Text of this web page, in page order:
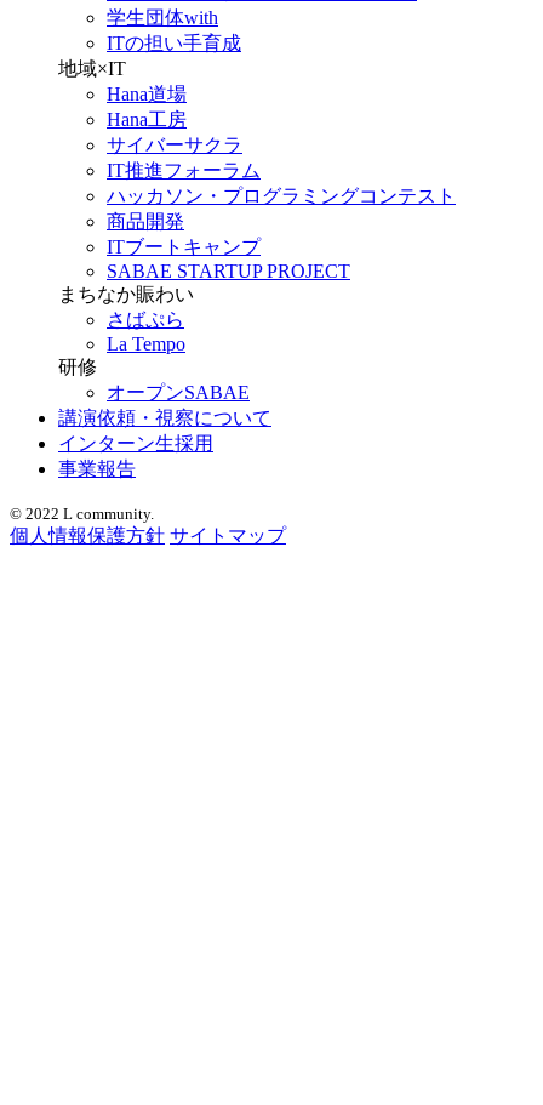
学生団体with
ITの担い手育成
地域×IT
Hana道場
Hana工房
サイバーサクラ
IT推進フォーラム
ハッカソン・プログラミングコンテスト
商品開発
ITブートキャンプ
SABAE STARTUP PROJECT
まちなか賑わい
さばぷら
La Tempo
研修
オープンSABAE
講演依頼・視察について
インターン生採用
事業報告
© 2022 L community.
個人情報保護方針 サイトマップ